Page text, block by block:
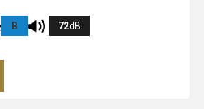
B 72dB